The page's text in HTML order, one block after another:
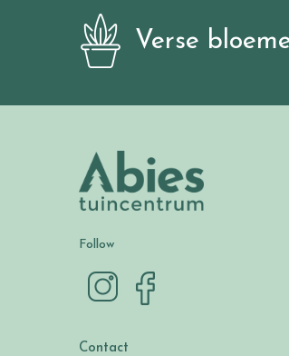
Verse
Follow
Contact